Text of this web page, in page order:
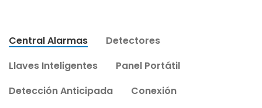
Central Alarmas
Detectores
Llaves Inteligentes
Panel Portátil
Detección Anticipada
Conexión